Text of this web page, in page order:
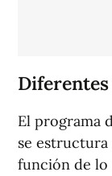
El programa
se
función de lo